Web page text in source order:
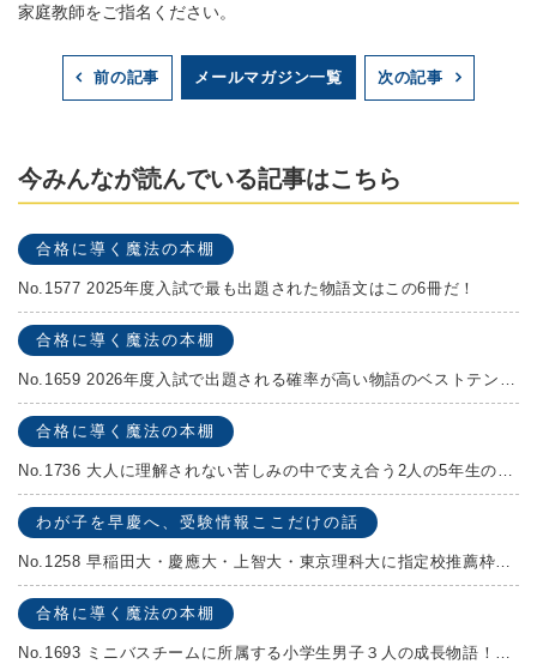
家庭教師をご指名ください。
前の記事 メールマガジン一覧 次の記事
今みんなが読んでいる記事はこちら
合格に導く魔法の本棚
No.1577 2025年度入試で最も出題された物語文はこの6冊だ！
合格に導く魔法の本棚
合格に導く魔法の本棚
わが子を早慶へ、受験情報ここだけの話
合格に導く魔法の本棚